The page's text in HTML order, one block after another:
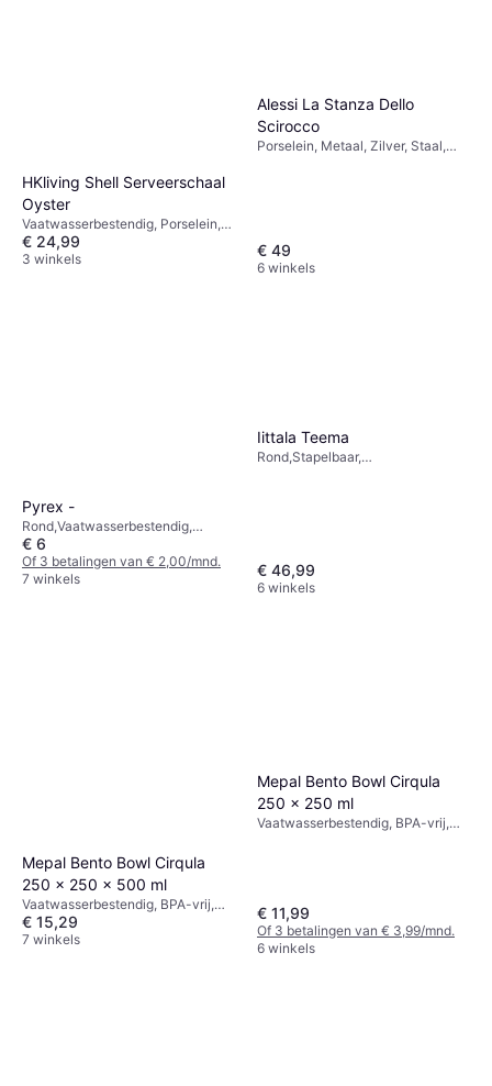
HKliving Shell Serveerschaal
Oyster
Vaatwasserbestendig, Porselein,
Beige
€ 24,99
3 winkels
Alessi La Stanza Dello
Scirocco
Porselein, Metaal, Zilver, Staal,
€ 49
6 winkels
Pyrex -
Rond,Vaatwasserbestendig,
Magnetronbestendig, Glas,
Transparant
€ 6
Of 3 betalingen van € 2,00/mnd.
7 winkels
Iittala Teema
Rond,Stapelbaar,
€ 46,99
6 winkels
Mepal Bento Bowl Cirqula
250 x 250 x 500 ml
Vaatwasserbestendig, BPA-vrij,
Stapelbaar, Plastic, Zwart
€ 15,29
7 winkels
Mepal Bento Bowl Cirqula
250 x 250 ml
Vaatwasserbestendig, BPA-vrij,
€ 11,99
Of 3 betalingen van € 3,99/mnd.
6 winkels